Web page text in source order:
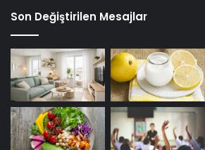
Son Değiştirilen Mesajlar